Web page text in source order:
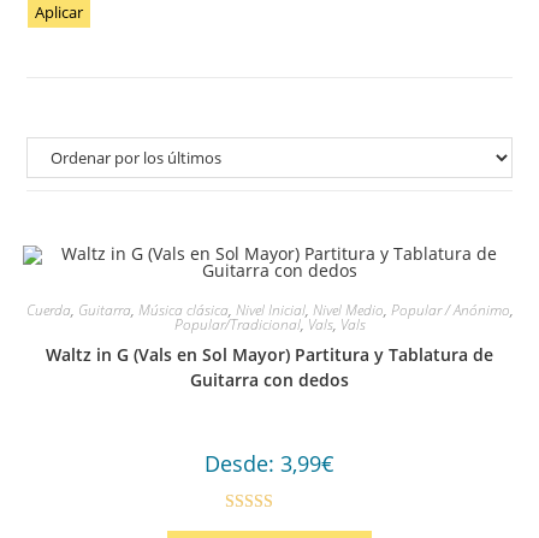
Aplicar
Cuerda, Guitarra, Música clásica, Nivel Inicial, Nivel Medio, Popular / Anónimo,
Popular/Tradicional,Vals, Vals
Waltz in G (Vals en Sol Mayor) Partitura y Tablatura de
Guitarra con dedos
Desde: 3,99€
Valorado en